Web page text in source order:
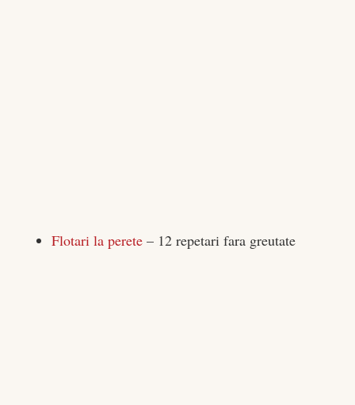
Flotari la perete – 12 repetari fara greutate